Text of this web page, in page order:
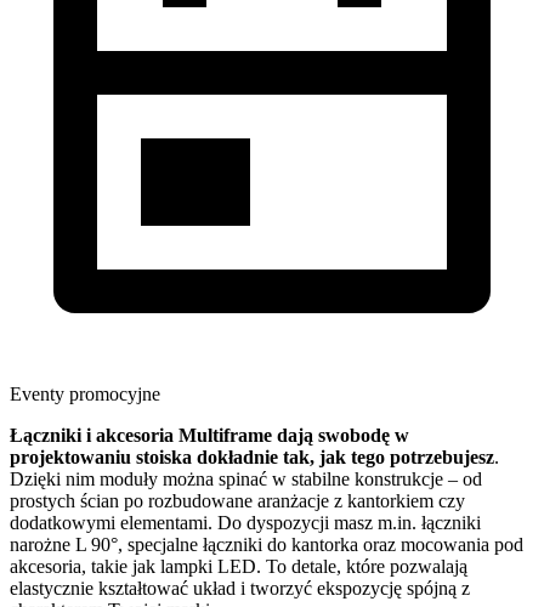
Eventy promocyjne
Łączniki i akcesoria Multiframe dają swobodę w
projektowaniu stoiska dokładnie tak, jak tego potrzebujesz.
Dzięki nim moduły można spinać w stabilne konstrukcje – od
prostych ścian po rozbudowane aranżacje z kantorkiem czy
dodatkowymi elementami. Do dyspozycji masz m.in. łączniki
narożne L 90°, specjalne łączniki do kantorka oraz mocowania pod
akcesoria, takie jak lampki LED. To detale, które pozwalają
elastycznie kształtować układ i tworzyć ekspozycję spójną z